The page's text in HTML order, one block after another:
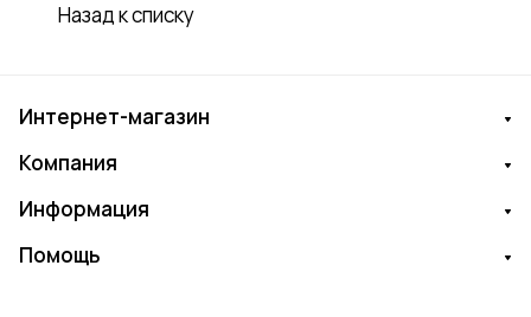
Назад к списку
Интернет-магазин
Компания
Информация
Помощь